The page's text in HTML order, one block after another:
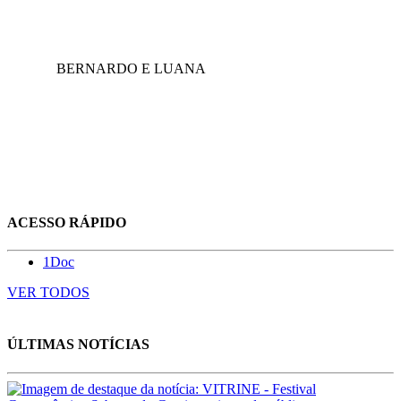
BERNARDO E LUANA
ACESSO RÁPIDO
1Doc
VER TODOS
ÚLTIMAS NOTÍCIAS